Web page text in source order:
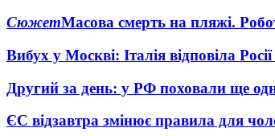
СюжетМасова смерть на пляжі.
Вибух у Москві: Італія відповіла Росії
Другий за день: у РФ поховали ще
ЄС відзавтра змінює правила для